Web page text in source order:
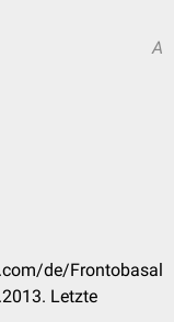
A
de/Frontobasal
Letzte